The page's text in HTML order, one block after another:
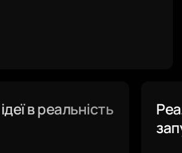
в реальність